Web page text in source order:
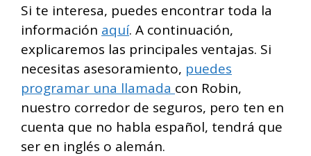
Si te interesa, puedes encontrar toda la
información aquí. A continuación,
explicaremos las principales ventajas. Si
necesitas asesoramiento, puedes
programar una llamada con Robin,
nuestro corredor de seguros, pero ten en
cuenta que no habla español, tendrá que
ser en inglés o alemán.